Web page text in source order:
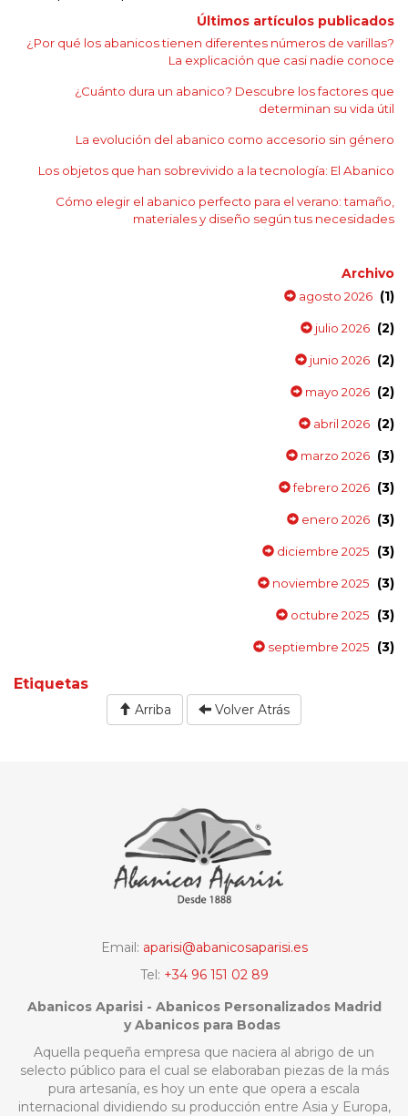
Últimos artículos publicados
¿Por qué los abanicos tienen diferentes números de varillas?
La explicación que casi nadie conoce
¿Cuánto dura un abanico? Descubre los factores que
determinan su vida útil
La evolución del abanico como accesorio sin género
Los objetos que han sobrevivido a la tecnología: El Abanico
Cómo elegir el abanico perfecto para el verano: tamaño,
materiales y diseño según tus necesidades
Archivo
agosto 2026 (1)
julio 2026 (2)
junio 2026 (2)
mayo 2026 (2)
abril 2026 (2)
marzo 2026 (3)
febrero 2026 (3)
enero 2026 (3)
diciembre 2025 (3)
noviembre 2025 (3)
octubre 2025 (3)
septiembre 2025 (3)
Etiquetas
Arriba Volver Atrás
Email: aparisi@abanicosaparisi.es
Tel: +34 96 151 02 89
Abanicos Aparisi - Abanicos Personalizados Madrid
y Abanicos para Bodas
Aquella pequeña empresa que naciera al abrigo de un
selecto público para el cual se elaboraban piezas de la más
pura artesanía, es hoy un ente que opera a escala
internacional dividiendo su producción entre Asia y Europa,